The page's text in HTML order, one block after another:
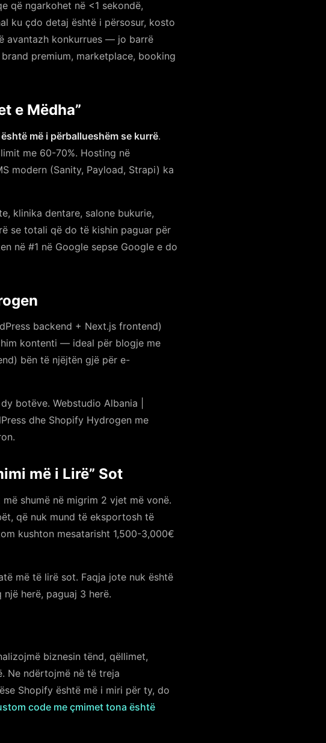
që ngarkohet në <1 sekondë,
ku çdo detaj është i përsosur, kosto
avantazh konkurrues — jo barrë
premium, marketplace, booking
e Mëdha”
më i përballueshëm se kurrë.
me 60-70%. Hosting në
modern (Sanity, Payload, Strapi) ka
klinika dentare, salone bukurie,
se totali që do të kishin paguar për
në #1 në Google sepse Google e do
backend + Next.js frontend)
kontenti — ideal për blogje me
bën të njëjtën gjë për e-
botëve. Webstudio Albania |
dhe Shopify Hydrogen me
më i Lirë” Sot
shumë në migrim 2 vjet më vonë.
që nuk mund të eksportosh të
kushton mesatarisht 1,500-3,000€
më të lirë sot. Faqja jote nuk është
herë, paguaj 3 herë.
biznesin tënd, qëllimet,
Ne ndërtojmë në të treja
Shopify është më i miri për ty, do
code me çmimet tona është